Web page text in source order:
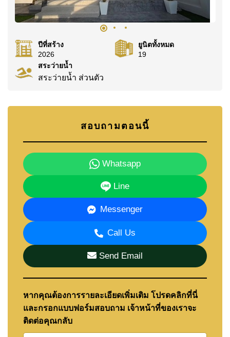
🛍️แหล่งช้อปปิ้งและร้านค้า : Lotus’s, Outlet Mall,
Siamsburi’s
สถานที่พักผ่อนและกิจกรรมกลางแจ้ง
ประชัน, ไทยโปโลคลับ
⛳สนามกอล์ฟ
: สยามคันทรีคลับ (Old Course,
Plantation, Waterside, Rolling Hills), พัทยาคันทรีคลับ
กรรมสิทธิ์โฉนดที่ดิน: ถือกรรมสิทธิ์ในชื่อคนไทย
✔️
– บ้านกว้างขวาง พร้อมการออกแบบที่
ลงตัว
✔️ชุมชนที่เป็นส่วนตัว
– โครงการมีจำนวนยูนิตจำกัดเพื่อ
ความเงียบสงบและปลอดภัย
✔️ปรับแต่งก่อนก่อสร้างได้
– เลือกแปลงที่ดิน และปรับ
แบบบ้านให้ตรงกับไลฟ์สไตล์ของคุณ
ทำเลสะดวก– ใกล้แหล่งช้อปปิ้ง สนามกอล์ฟ และโรง
พยาบาล
ติดต่อสอบถามข้อมูลเพิ่มเติม
📞โทรศัพท์: +66 38 411 250
📧อีเมล:info@cornerstone.co.th
📲WhatsApp: +66 80 794 5904
📲LINE: @cornerstonepattaya
ปีที่สร้าง
2026
ยูนิตทั้งหมด
19
สระว่ายน้ำ
สระว่ายน้ำ ส่วนตัว
สอบถามตอนนี้
Whatsapp
Line
Messenger
Call Us
Send Email
หากคุณต้องการรายละเอียดเพิ่มเติม โปรดคลิกที่นี่
และกรอกแบบฟอร์มสอบถาม เจ้าหน้าที่ของเราจะ
ติดต่อคุณกลับ